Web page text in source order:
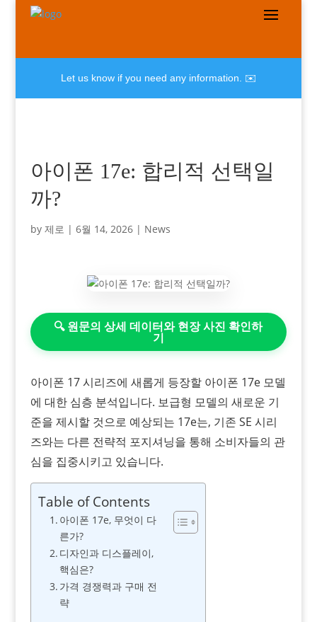
Let us know if you need any information. ✉️
아이폰 17e: 합리적 선택일
까?
by 제로 | 6월 14, 2026| News
🔍 원문의 상세 데이터와 현장 사진 확인하
기
아이폰 17 시리즈에 새롭게 등장할 아이폰 17e 모델
에 대한 심층 분석입니다. 보급형 모델의 새로운 기
준을 제시할 것으로 예상되는 17e는, 기존 SE 시리
즈와는 다른 전략적 포지셔닝을 통해 소비자들의 관
심을 집중시키고 있습니다.
Table of Contents
아이폰 17e, 무엇이 다
른가?
디자인과 디스플레이,
핵심은?
가격 경쟁력과 구매 전
략